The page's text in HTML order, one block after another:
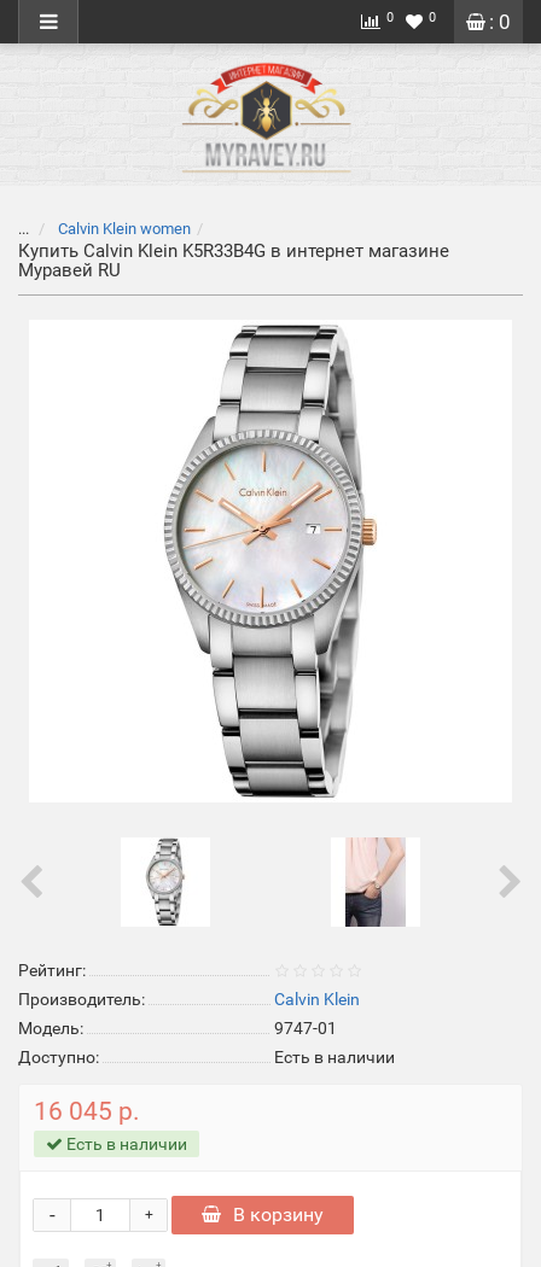
: 0
0 0
... Calvin Klein women
Купить Calvin Klein K5R33B4G в интернет магазине
Муравей RU
Рейтинг:
Производитель:
Calvin Klein
Модель:
9747-01
Доступно:
Есть в наличии
16 045 р.
Есть в наличии
+
- В корзину